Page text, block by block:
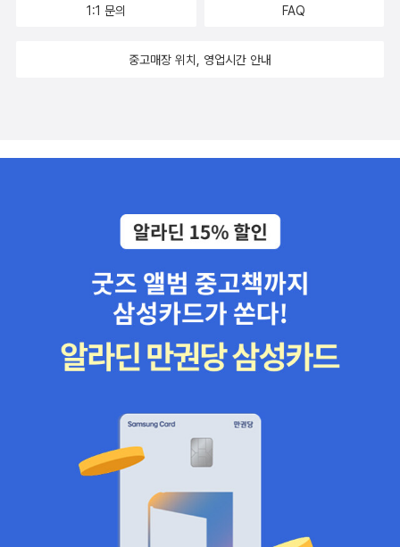
1:1 문의 FAQ
중고매장 위치, 영업시간 안내